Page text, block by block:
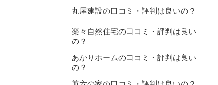
丸屋建設の口コミ・評判は良いの？
楽々自然住宅の口コミ・評判は良い
の？
あかりホームの口コミ・評判は良い
の？